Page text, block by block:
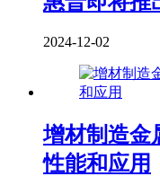
2024-12-02
增材制造金
性能和应用